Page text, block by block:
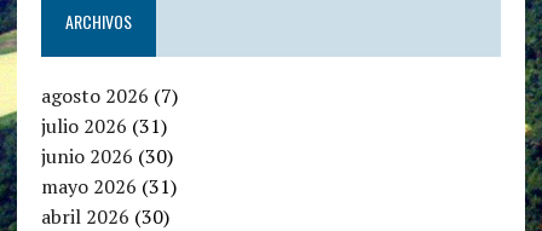
ARCHIVOS
agosto 2026 (7)
julio 2026 (31)
junio 2026 (30)
mayo 2026 (31)
abril 2026 (30)